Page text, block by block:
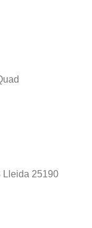
Lleida 25190